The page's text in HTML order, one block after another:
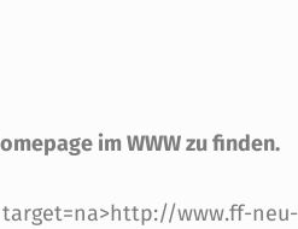
im WWW zu finden.
www.ff-neu-